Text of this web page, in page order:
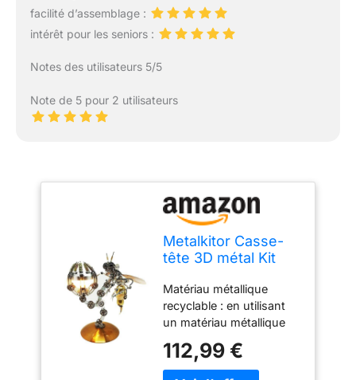
facilité d’assemblage :
intérêt pour les seniors :
Notes des utilisateurs 5/5
Note de 5 pour 2 utilisateurs
Metalkitor Casse-
tête 3D métal Kit
Assemblage
artisanal Décoration
chambre Cadeau
parfait
Matériau métallique
recyclable : en utilisant
un matériau métallique
inoxydable + fer +
cuivre), nous avons
112,99 €